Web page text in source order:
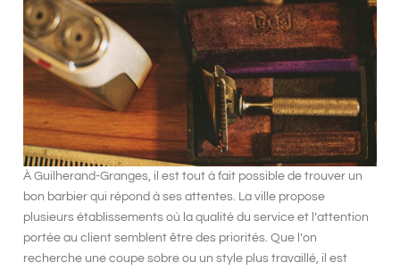
À Guilherand-Granges, il est tout à fait possible de trouver un
bon barbier qui répond à ses attentes. La ville propose
plusieurs établissements où la qualité du service et l’attention
portée au client semblent être des priorités. Que l’on
recherche une coupe sobre ou un style plus travaillé, il est